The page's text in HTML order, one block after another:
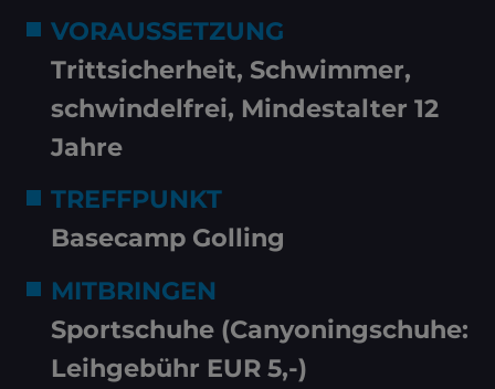
VORAUSSETZUNG
Trittsicherheit, Schwimmer,
schwindelfrei, Mindestalter 12
Jahre
TREFFPUNKT
Basecamp Golling
MITBRINGEN
Sportschuhe (Canyoningschuhe:
Leihgebühr EUR 5,-)